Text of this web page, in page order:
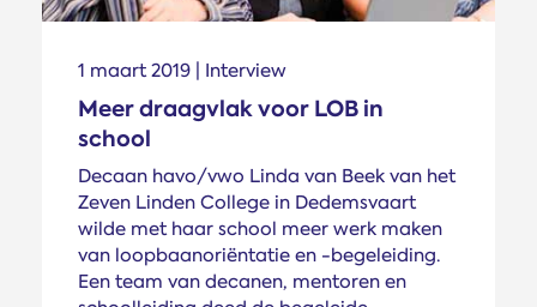
1 maart 2019 | Interview
Meer draagvlak voor LOB in
school
Decaan havo/vwo Linda van Beek van het
Zeven Linden College in Dedemsvaart
wilde met haar school meer werk maken
van loopbaanoriëntatie en -begeleiding.
Een team van decanen, mentoren en